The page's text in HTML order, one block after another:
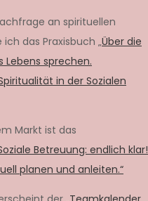
an spirituellen
das Praxisbuch „Über die
Lebens sprechen.
in der Sozialen
Markt ist das
Betreuung: endlich klar!
planen und anleiten.“